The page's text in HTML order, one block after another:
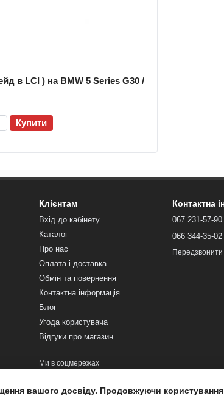
в LCI ) на BMW 5 Series G30 /
Купити
Клієнтам
Вхід до кабінету
Каталог
Про нас
Оплата і доставка
Обмін та повернення
Контактна інформація
Блог
Угода користувача
Відгуки про магазин
Ми в соцмережах
Контактна
067 231-57-90
066 344-35-02
вашого досвіду. Продовжуючи користування